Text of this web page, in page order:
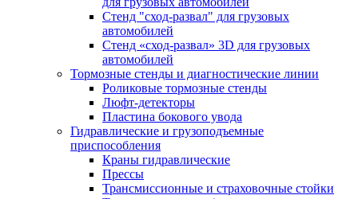
Стенд "сход-развал" для грузовых
автомобилей
Стенд «сход-развал» 3D для грузовых
автомобилей
Тормозные стенды и диагностические линии
Роликовые тормозные стенды
Люфт-детекторы
Пластина бокового увода
Гидравлические и грузоподъемные
приспособления
Краны гидравлические
Прессы
Трансмиссионные и страховочные стойки